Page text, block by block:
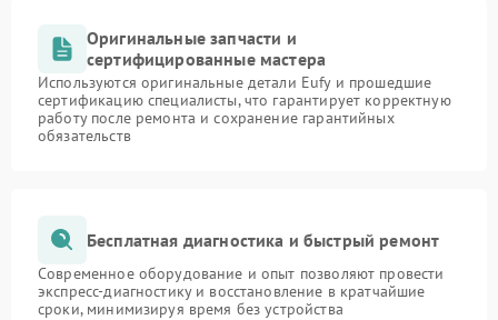
Оригинальные запчасти и
сертифицированные мастера
Используются оригинальные детали Eufy и прошедшие
сертификацию специалисты, что гарантирует корректную
работу после ремонта и сохранение гарантийных
обязательств
Бесплатная диагностика и быстрый ремонт
Современное оборудование и опыт позволяют провести
экспресс-диагностику и восстановление в кратчайшие
сроки, минимизируя время без устройства